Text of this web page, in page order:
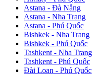
Astana - Đà Nẵng
Astana - Nha Trang
Astana - Phú Quốc
Bishkek - Nha Trang
Bishkek - Phú Quốc
Tashkent - Nha Trang
Tashkent - Phú Quốc
Đài Loan - Phú Quốc